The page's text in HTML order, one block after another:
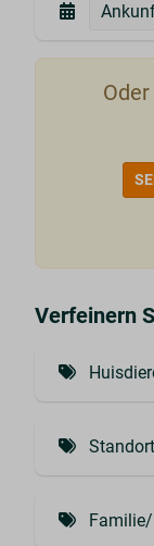
Verfeinern
Honden
Standort